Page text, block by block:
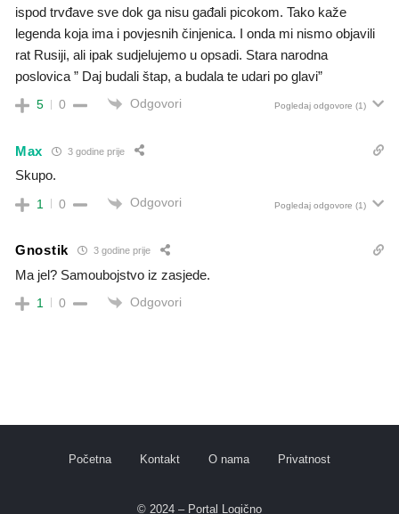
ispod trvđave sve dok ga nisu gađali picokom. Tako kaže
legenda koja ima i povjesnih činjenica. I onda mi nismo objavili
rat Rusiji, ali ipak sudjelujemo u opsadi. Stara narodna
poslovica ” Daj budali štap, a budala te udari po glavi”
5 0 Odgovori Pogledaj odgovore (1)
Max 3 godine prije
Skupo.
1 0 Odgovori Pogledaj odgovore (1)
Gnostik 3 godine prije
Ma jel? Samoubojstvo iz zasjede.
1 0 Odgovori
Početna Kontakt O nama Privatnost
© 2024 – Portal Logično